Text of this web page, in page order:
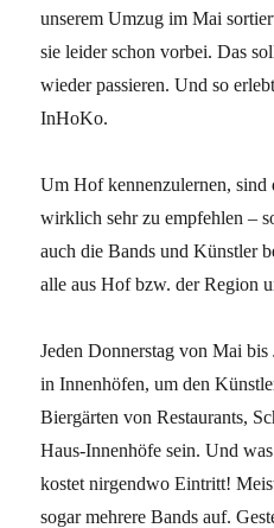
unserem Umzug im Mai
sie leider schon vorbei. Das
wieder passieren. Und so
InHoKo.
Um Hof kennenzulernen,
wirklich sehr zu empfehlen –
auch die Bands und Künstler
alle aus Hof bzw. der Region
Jeden Donnerstag von Mai
in Innenhöfen, um den
Biergärten von Restaurants,
Haus-Innenhöfe sein. Und
kostet nirgendwo Eintritt!
sogar mehrere Bands auf.